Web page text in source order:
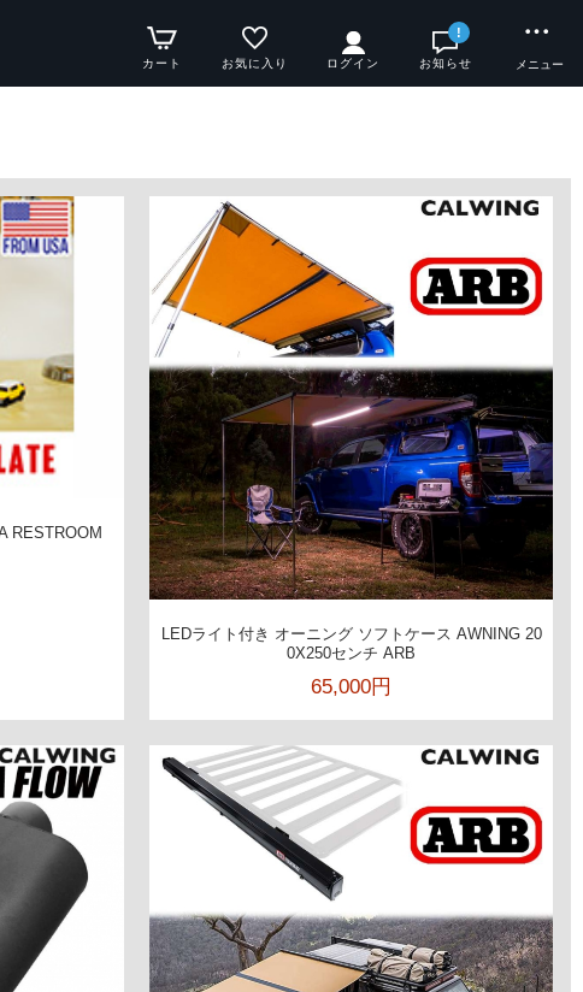
カート お気に入り ログイン
!
お知らせ メニュー
RESTROOM
LEDライト付き オーニング ソフトケース AWNING 20
0X250センチ ARB
65,000円